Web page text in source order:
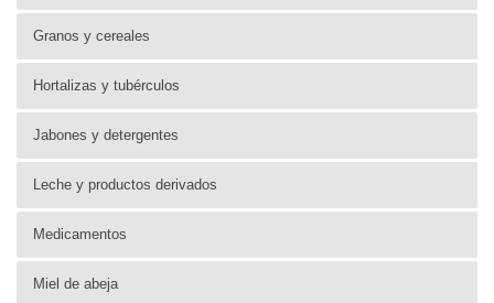
Granos y cereales
Hortalizas y tubérculos
Jabones y detergentes
Leche y productos derivados
Medicamentos
Miel de abeja